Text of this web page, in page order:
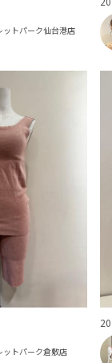
ットパーク仙台港店
ットパーク倉敷店